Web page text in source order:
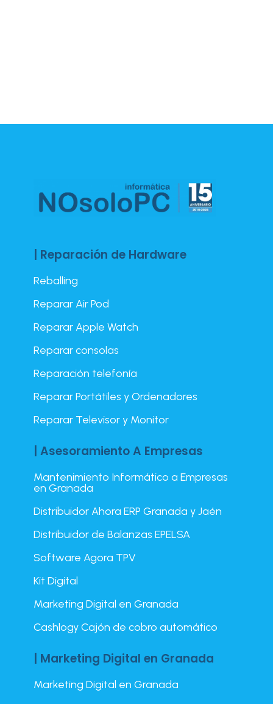
| Reparación de Hardware
Reballing
Reparar Air Pod
Reparar Apple Watch
Reparar consolas
Reparación telefonía
Reparar Portátiles y Ordenadores
Reparar Televisor y Monitor
| Asesoramiento A Empresas
Mantenimiento Informático a Empresas
en Granada
Distribuidor Ahora ERP Granada y Jaén
Distribuidor de Balanzas EPELSA
Software Agora TPV
Kit Digital
Marketing Digital en Granada
Cashlogy Cajón de cobro automático
| Marketing Digital en Granada
Marketing Digital en Granada